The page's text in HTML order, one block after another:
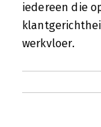
iedereen die
werkvloer.